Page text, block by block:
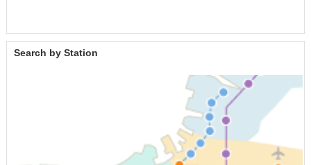
Search by Station